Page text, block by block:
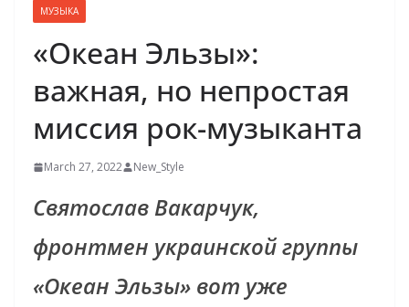
МУЗЫКА
«Океан Эльзы»:
важная, но непростая
миссия рок-музыканта
March 27, 2022 New_Style
Святослав Вакарчук,
фронтмен украинской группы
«Океан Эльзы» вот уже